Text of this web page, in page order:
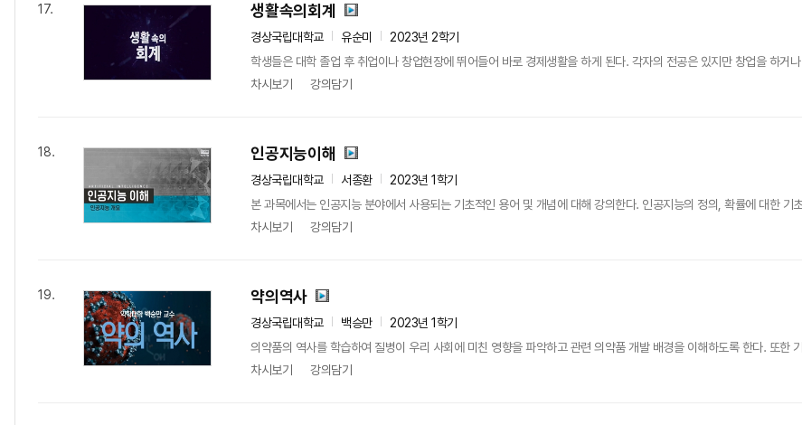
17. 생활속의회계
경상국립대학교 유순미
2023년 2학기
학생들은 대학 졸업 후 취업이나 창업현장에 뛰어들어 바로 경제생활을 하게 된다. 각자의 전공은 있지만 창업을 하거
차시보기
강의담기
18. 인공지능이해
경상국립대학교 서종환
2023년 1학기
본 과목에서는 인공지능 분야에서 사용되는 기초적인 용어 및 개념에 대해 강의한다. 인공지능의 정의, 확률에 대한
차시보기
강의담기
19. 약의역사
경상국립대학교 백승만
2023년 1학기
의약품의 역사를 학습하여 질병이 우리 사회에 미친 영향을 파악하고 관련 의약품 개발 배경을 이해하도록 한다. 또한
차시보기
강의담기